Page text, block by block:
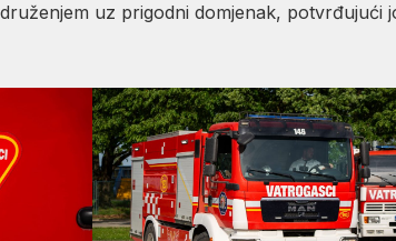
uz prigodni domjenak, potvrđujući